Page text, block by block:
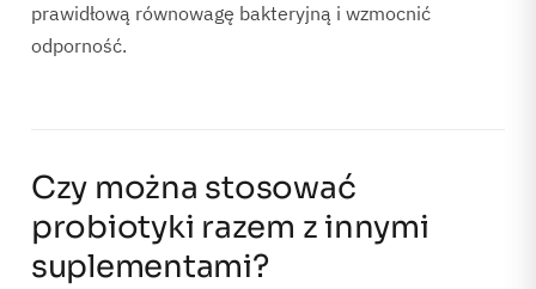
prawidłową równowagę bakteryjną i wzmocnić
odporność.
Czy można stosować
probiotyki razem z innymi
suplementami?